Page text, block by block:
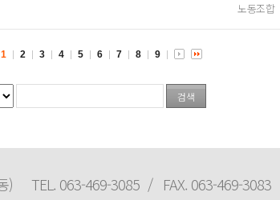
노동조합
1 2 3 4 5 6 7 8 9
) TEL. 063-469-3085 / FAX. 063-469-3083